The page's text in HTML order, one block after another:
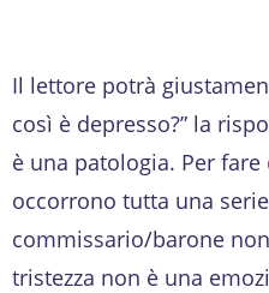
Il lettore potrà
così è depresso?” la
è una patologia. Per fare
occorrono tutta una
commissario/barone
tristezza non è una